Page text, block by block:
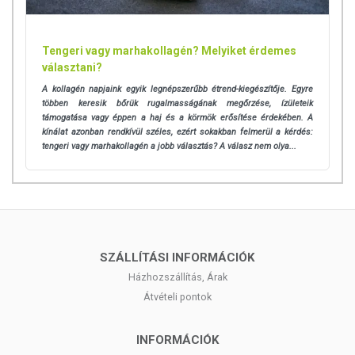
púpos adagolókanál) por vízben feloldva 3 hónapon keresztül, majd
Elkészítése:keverjen el 11g kollagén port 2 dl vízben. (1 enyhén
A készítmény napi adagonként 9g kollagént tartalmaz.
ÖSSZETEVŐK
TOVÁBBI TUDNIVALÓK
Tengeri vagy marhakollagén? Melyiket érdemes
választani?
A kollagén napjaink egyik legnépszerűbb étrend-kiegészítője. Egyre
többen keresik bőrük rugalmasságának megőrzése, ízületeik
támogatása vagy éppen a haj és a körmök erősítése érdekében. A
kínálat azonban rendkívül széles, ezért sokakban felmerül a kérdés:
tengeri vagy marhakollagén a jobb választás? A válasz nem olya...
SZÁLLÍTÁSI INFORMÁCIÓK
Házhozszállítás, Árak
Átvételi pontok
INFORMÁCIÓK